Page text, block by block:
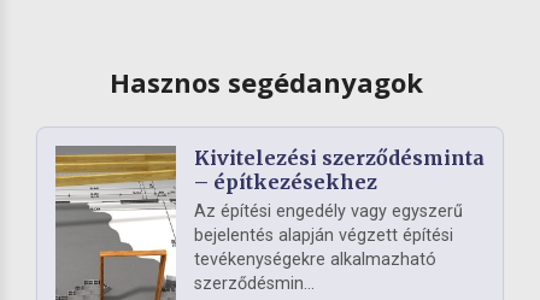
Hasznos segédanyagok
Kivitelezési szerződésminta
– építkezésekhez
Az építési engedély vagy egyszerű
bejelentés alapján végzett építési
tevékenységekre alkalmazható
szerződésmin...